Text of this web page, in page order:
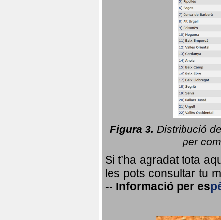
Figura 3. Distribució
per
Si t’ha agradat tota
les pots consultar tu
-- Informació per es